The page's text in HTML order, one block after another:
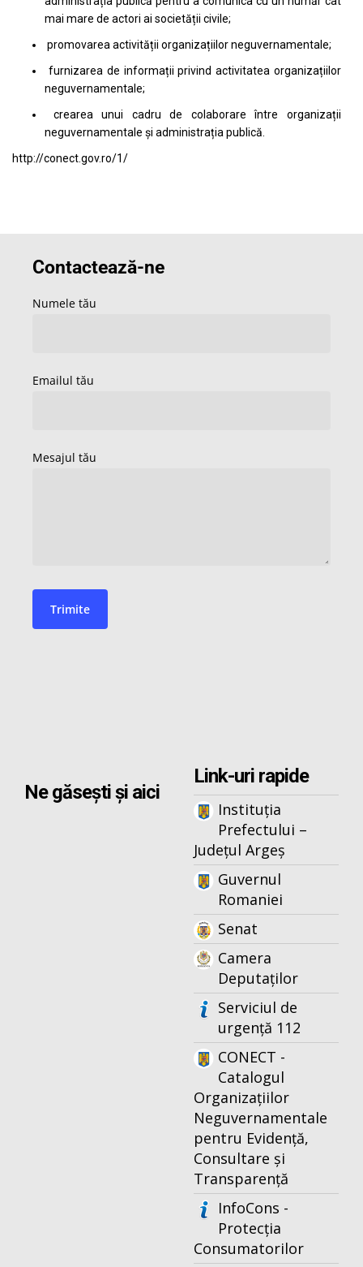
mai mare de actori ai societății civile;
promovarea activității organizațiilor neguvernamentale;
furnizarea de informații privind activitatea organizațiilor
neguvernamentale;
crearea unui cadru de colaborare între organizații
neguvernamentale și administrația publică.
http://conect.gov.ro/1/
Ne găsești și aici
Link-uri rapide
Instituția
Prefectului –
Județul Argeș
Guvernul
Romaniei
Senat
Camera
Deputaților
Serviciul de
urgență 112
CONECT -
Catalogul
Organizațiilor
Neguvernamentale
pentru Evidență,
Consultare și
Transparență
InfoCons -
Protecția
Consumatorilor